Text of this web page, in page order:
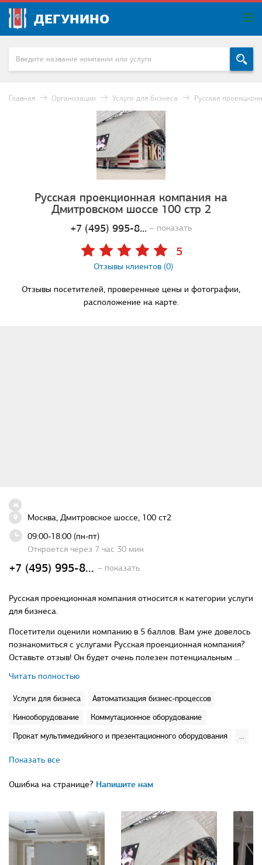
ДЕГУНИНО
Главная Организации Услуги для бизнеса Русская
Москва, Дмитровское шоссе, 100 ст2
09:00-18:00 (пн-пт)
Откроется через 7 час 30 мин
+7 (495) 995-8... – показать
Русская проекционная компания на
Дмитровском шоссе 100 стр 2
Отзывы посетителей, проверенные цены и фотографии,
расположение на карте.
+7 (495) 995-8... – показать
5
Отзывы клиентов (0)
Русская проекционная компания относится к категории услуги
для бизнеса.
Посетители оценили компанию в 5 баллов. Вам уже довелось
познакомиться с услугами Русская проекционная компания?
Оставьте отзыв! Он будет очень полезен потенциальным ...
Читать полностью
Услуги для бизнеса
Автоматизация бизнес-процессов
Кинооборудование
Коммутационное оборудование
Прокат мультимедийного и презентационного оборудования
...
Показать все
Ошибка на странице? Напишите нам